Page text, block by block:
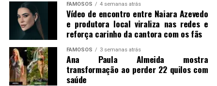
FAMOSOS 4 semanas atrás
Vídeo de encontro entre Naiara Azevedo
e produtora local viraliza nas redes e
reforça carinho da cantora com os fãs
FAMOSOS 3 semanas atrás
Ana Paula Almeida mostra
transformação ao perder 22 quilos com
saúde